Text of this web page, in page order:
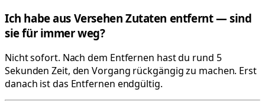
Ich habe aus Versehen Zutaten entfernt — sind
sie für immer weg?
Nicht sofort. Nach dem Entfernen hast du rund 5
Sekunden Zeit, den Vorgang rückgängig zu machen. Erst
danach ist das Entfernen endgültig.